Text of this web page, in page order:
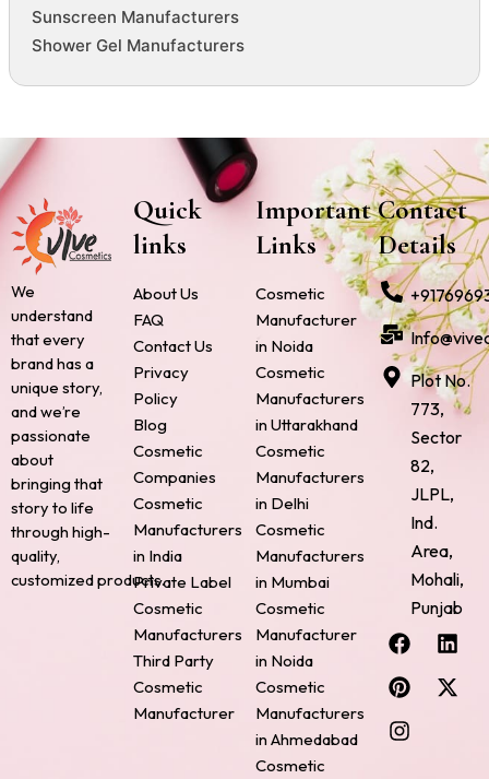
Sunscreen Manufacturers
Shower Gel Manufacturers
We
understand
that every
brand has a
unique story,
and we’re
passionate
about
bringing that
story to life
through high-
quality,
customized products.
Quick
links
About Us
FAQ
Contact Us
Privacy
Policy
Blog
Cosmetic
Companies
Cosmetic
Manufacturers
in India
Private Label
Cosmetic
Manufacturers
Third Party
Cosmetic
Manufacturer
Important
Links
Cosmetic
Manufacturer
in Noida
Cosmetic
Manufacturers
in Uttarakhand
Cosmetic
Manufacturers
in Delhi
Cosmetic
Manufacturers
in Mumbai
Cosmetic
Manufacturer
in Noida
Cosmetic
Manufacturers
in Ahmedabad
Cosmetic
Contact
Details
Plot No.
773,
Sector
82,
JLPL,
Ind.
Area,
Mohali,
Punjab
F
a
c
e
b
o
L
i
n
k
P
i
n
t
e
r
X
-
t
w
I
n
s
t
a
g